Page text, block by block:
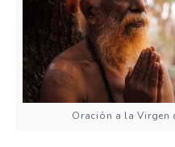
Oración a la Virgen